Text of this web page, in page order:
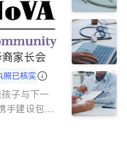
家长会
照已核实
子与下一
手建设包